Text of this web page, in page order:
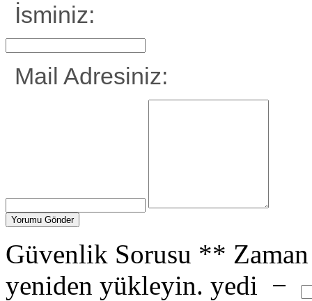
İsminiz:
Mail Adresiniz:
Güvenlik Sorusu **
yeniden yükleyin. yedi −